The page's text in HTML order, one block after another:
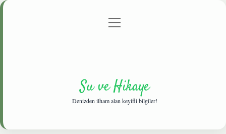
Gizlilik Politikası
menüyü
Su ve Hikaye
Denizden ilham alan keyifli bilgiler!